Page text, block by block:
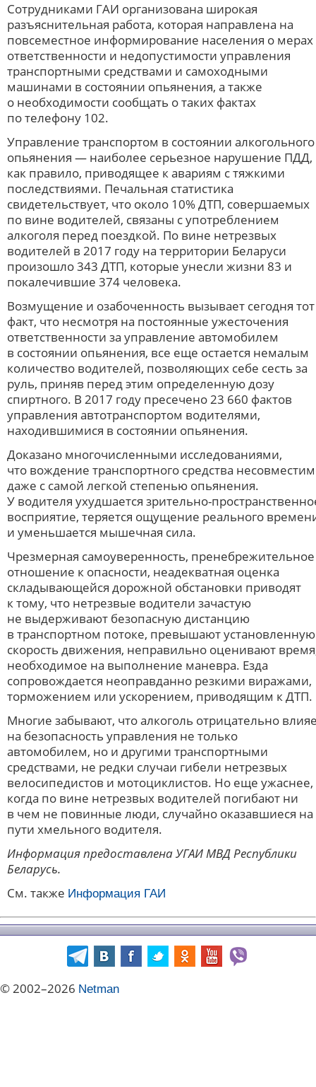
Сотрудниками ГАИ организована широкая
разъяснительная работа, которая направлена на
повсеместное информирование населения о мерах
ответственности и недопустимости управления
транспортными средствами и самоходными
машинами в состоянии опьянения, а также
о необходимости сообщать о таких фактах
по телефону 102.
Управление транспортом в состоянии алкогольного
опьянения — наиболее серьезное нарушение ПДД,
как правило, приводящее к авариям с тяжкими
последствиями. Печальная статистика
свидетельствует, что около 10% ДТП, совершаемых
по вине водителей, связаны с употреблением
алкоголя перед поездкой. По вине нетрезвых
водителей в 2017 году на территории Беларуси
произошло 343 ДТП, которые унесли жизни 83 и
покалечившие 374 человека.
Возмущение и озабоченность вызывает сегодня тот
факт, что несмотря на постоянные ужесточения
ответственности за управление автомобилем
в состоянии опьянения, все еще остается немалым
количество водителей, позволяющих себе сесть за
руль, приняв перед этим определенную дозу
спиртного. В 2017 году пресечено 23 660 фактов
управления автотранспортом водителями,
находившимися в состоянии опьянения.
Доказано многочисленными исследованиями,
что вождение транспортного средства
даже с самой легкой степенью опьянения.
У водителя ухудшается зрительно-
восприятие, теряется ощущение реального
и уменьшается мышечная сила.
Чрезмерная самоуверенность, пренебрежительное
отношение к опасности, неадекватная оценка
складывающейся дорожной обстановки приводят
к тому, что нетрезвые водители зачастую
не выдерживают безопасную дистанцию
в транспортном потоке, превышают установленную
скорость движения, неправильно оценивают
необходимое на выполнение маневра. Езда
сопровождается неоправданно резкими виражами,
торможением или ускорением, приводящим к ДТП.
Многие забывают, что алкоголь отрицательно
на безопасность управления не только
автомобилем, но и другими транспортными
средствами, не редки случаи гибели нетрезвых
велосипедистов и мотоциклистов. Но еще ужаснее,
когда по вине нетрезвых водителей погибают ни
в чем не повинные люди, случайно оказавшиеся на
пути хмельного водителя.
Информация предоставлена УГАИ МВД Республики
Беларусь.
См. также Информация ГАИ
© 2002–2026 Netman